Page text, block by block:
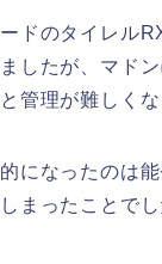
ドのタイレル
したが、マド
管理が難しくな
になったのは
まったことでし